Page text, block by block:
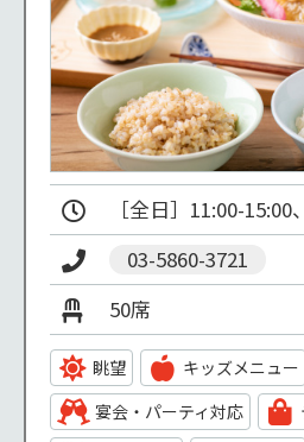
［全日］11:00-
03-5860-3721
50席
眺望 キッズメニュー
宴会・パーティ対応